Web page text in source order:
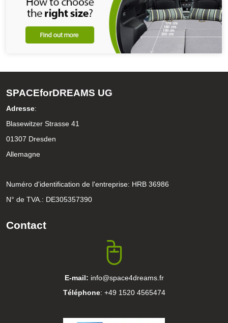
SPACEforDREAMS UG
Adresse:
Blasewitzer Strasse 41
01307 Dresden
Allemagne
Numéro d'identification de l'entreprise: HRB 36986
N° de TVA.: DE305357390
Contact
E-mail: info@space4dreams.fr
Téléphone: +49 1520 4565474